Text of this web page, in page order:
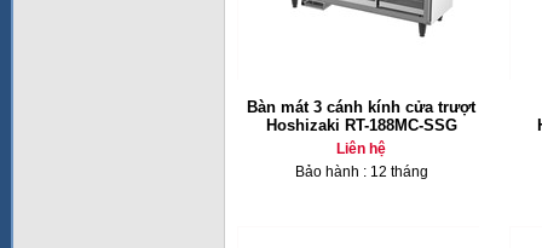
Bàn mát 3 cánh kính cửa trượt
Hoshizaki RT-188MC-SSG
Liên hệ
Bảo hành : 12 tháng